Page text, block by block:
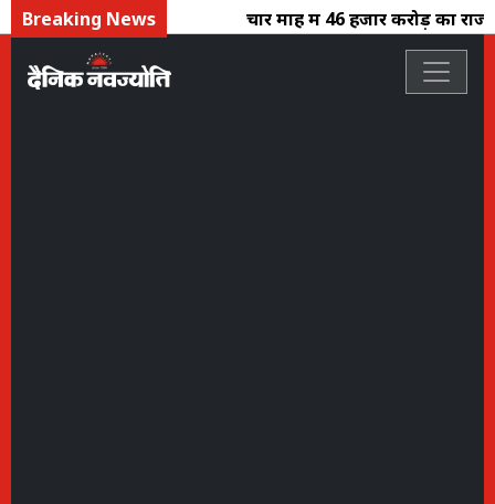
Breaking News चार माह में 46 हजार करोड़ का